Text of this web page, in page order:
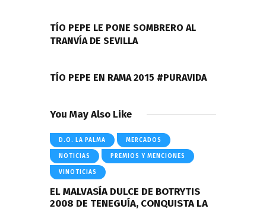
entradas
TÍO PEPE LE PONE SOMBRERO AL
TRANVÍA DE SEVILLA
TÍO PEPE EN RAMA 2015 #PURAVIDA
You May Also Like
D.O. LA PALMA MERCADOS
NOTICIAS PREMIOS Y MENCIONES
VINOTICIAS
EL MALVASÍA DULCE DE BOTRYTIS
2008 DE TENEGUÍA, CONQUISTA LA